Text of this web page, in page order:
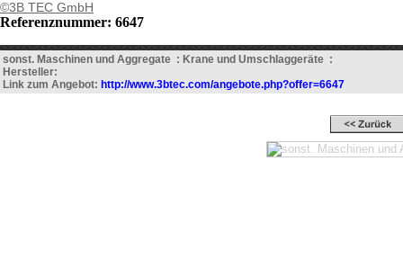
©3B TEC GmbH
Referenznummer: 6647
sonst. Maschinen und Aggregate : Krane und Umschlaggeräte :
Hersteller:
Link zum Angebot: http://www.3btec.com/angebote.php?offer=6647